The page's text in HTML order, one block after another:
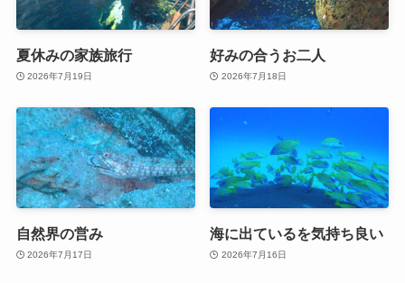
夏休みの家族旅行
2026年7月19日
好みの合うお二人
2026年7月18日
自然界の営み
2026年7月17日
海に出ているを気持ち良い
2026年7月16日